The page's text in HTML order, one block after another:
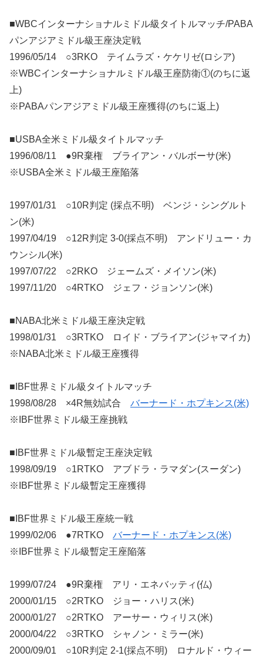
■WBCインターナショナルミドル級タイトルマッチ/PABA
パンアジアミドル級王座決定戦
1996/05/14 ○3RKO テイムラズ・ケケリゼ(ロシア)
※WBCインターナショナルミドル級王座防衛①(のちに返
上)
※PABAパンアジアミドル級王座獲得(のちに返上)
■USBA全米ミドル級タイトルマッチ
1996/08/11 ●9R棄権 ブライアン・バルボーサ(米)
※USBA全米ミドル級王座陥落
1997/01/31 ○10R判定 (採点不明) ベンジ・シングルト
ン(米)
1997/04/19 ○12R判定 3-0(採点不明) アンドリュー・カ
ウンシル(米)
1997/07/22 ○2RKO ジェームズ・メイソン(米)
1997/11/20 ○4RTKO ジェフ・ジョンソン(米)
■NABA北米ミドル級王座決定戦
1998/01/31 ○3RTKO ロイド・ブライアン(ジャマイカ)
※NABA北米ミドル級王座獲得
■IBF世界ミドル級タイトルマッチ
1998/08/28 ×4R無効試合 バーナード・ホプキンス(米)
※IBF世界ミドル級王座挑戦
■IBF世界ミドル級暫定王座決定戦
1998/09/19 ○1RTKO アブドラ・ラマダン(スーダン)
※IBF世界ミドル級暫定王座獲得
■IBF世界ミドル級王座統一戦
1999/02/06 ●7RTKO バーナード・ホプキンス(米)
※IBF世界ミドル級暫定王座陥落
1999/07/24 ●9R棄権 アリ・エネバッティ(仏)
2000/01/15 ○2RTKO ジョー・ハリス(米)
2000/01/27 ○2RTKO アーサー・ウィリス(米)
2000/04/22 ○3RTKO シャノン・ミラー(米)
2000/09/01 ○10R判定 2-1(採点不明) ロナルド・ウィー